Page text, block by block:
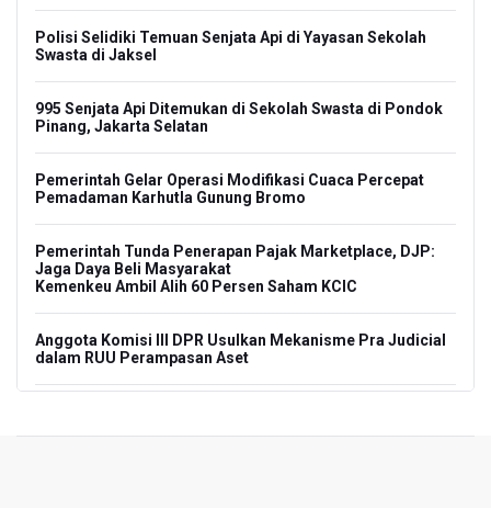
Polisi Selidiki Temuan Senjata Api di Yayasan Sekolah
Swasta di Jaksel
995 Senjata Api Ditemukan di Sekolah Swasta di Pondok
Pinang, Jakarta Selatan
Pemerintah Gelar Operasi Modifikasi Cuaca Percepat
Pemadaman Karhutla Gunung Bromo
Pemerintah Tunda Penerapan Pajak Marketplace, DJP:
Jaga Daya Beli Masyarakat
Kemenkeu Ambil Alih 60 Persen Saham KCIC
Anggota Komisi III DPR Usulkan Mekanisme Pra Judicial
dalam RUU Perampasan Aset